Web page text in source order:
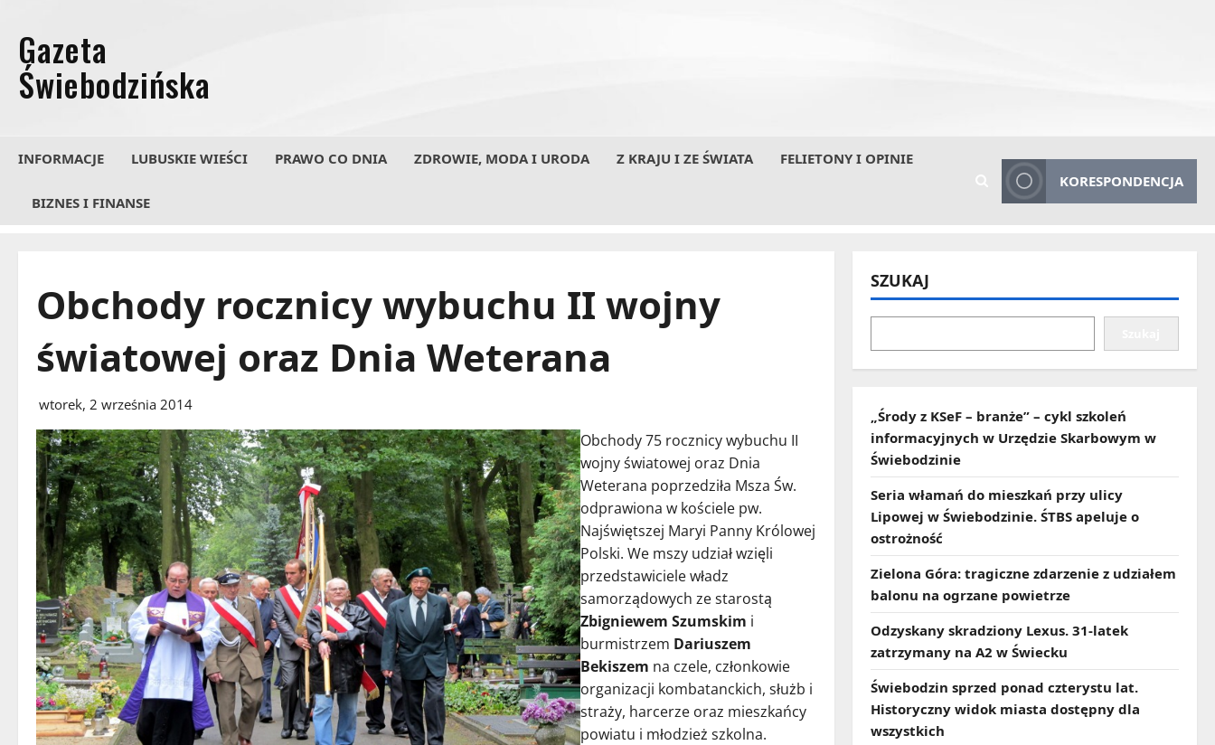
treści
INFORMACJE LUBUSKIE WIEŚCI PRAWO CO DNIA ZDROWIE, MODA I URODA Z KRAJU I ZE ŚWIATA FELIETONY I OPINIE
BIZNES I FINANSE
KORESPONDENCJA
Obchody rocznicy wybuchu II wojny
światowej oraz Dnia Weterana
wtorek, 2 września 2014
Obchody 75 rocznicy wybuchu II
wojny światowej oraz Dnia
Weterana poprzedziła Msza Św.
odprawiona w kościele pw.
Najświętszej Maryi Panny Królowej
Polski. We mszy udział wzięli
przedstawiciele władz
samorządowych ze starostą
Zbigniewem Szumskim i
burmistrzem Dariuszem
Bekiszem na czele, członkowie
organizacji kombatanckich, służb i
straży, harcerze oraz mieszkańcy
powiatu i młodzież szkolna.
SZUKAJ
„Środy z KSeF – branże” – cykl szkoleń
informacyjnych w Urzędzie Skarbowym w
Świebodzinie
Seria włamań do mieszkań przy ulicy
Lipowej w Świebodzinie. ŚTBS apeluje o
ostrożność
Zielona Góra: tragiczne zdarzenie z udziałem
balonu na ogrzane powietrze
Odzyskany skradziony Lexus. 31‑latek
zatrzymany na A2 w Świecku
Świebodzin sprzed ponad czterystu lat.
Historyczny widok miasta dostępny dla
wszystkich